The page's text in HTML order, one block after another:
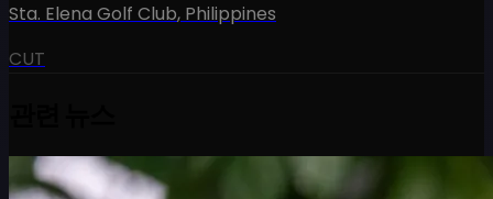
Sta. Elena Golf Club, Philippines
CUT